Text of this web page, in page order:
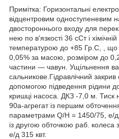
Примітка: Горизонтальні
відцентровим одноступеневим
двостороннього входу для
нею по в'язкості 36 сСт і хімічній
температурою до +85 Гр.С, , що
0,05% за масою, розміром до
частини — чавун. Ущільнення
сальникове.Гідравлічний
допомогою підведення рідини
кришці насоса. ДКЗ -7,0 м.
90а-агрегат із першим
параметрами Q/H = 1450/75, е/д
із другою обточкою раб.
е/д 315 квт.